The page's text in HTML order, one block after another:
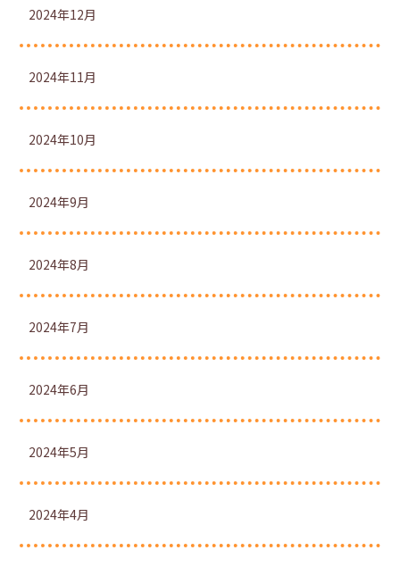
2024年12月
2024年11月
2024年10月
2024年9月
2024年8月
2024年7月
2024年6月
2024年5月
2024年4月